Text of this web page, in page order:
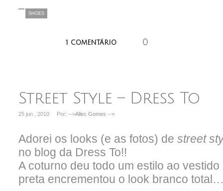
SHOES
1 COMENTÁRIO 0
Street Style – Dress To
25 jun , 2010 Por: -->Allec Gomes -->
Adorei os looks (e as fotos) de street
no blog da Dress To!!
A coturno deu todo um estilo ao
preta encrementou o look branco